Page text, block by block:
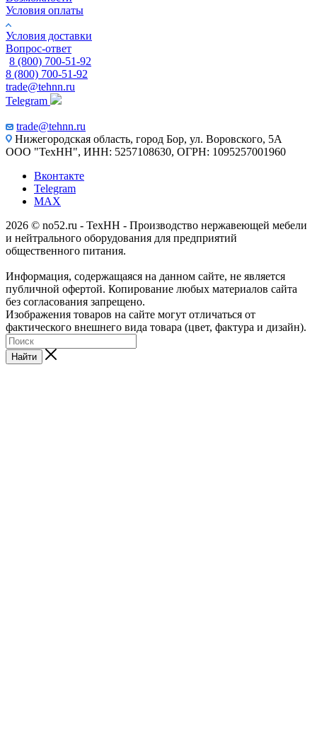
Условия оплаты
Условия доставки
Вопрос-ответ
8 (800) 700-51-92
8 (800) 700-51-92
trade@tehnn.ru
Telegram
trade@tehnn.ru
Нижегородская область, город Бор, ул. Воровского, 5А
ООО "ТехНН", ИНН: 5257108630, ОГРН: 1095257001960
Вконтакте
Telegram
MAX
2026 © no52.ru - ТехНН - Производство нержавеющей мебели
и нейтрального оборудования для предприятий
общественного питания.
Информация, содержащаяся на данном сайте, не является
публичной офертой. Копирование любых материалов сайта
без согласования запрещено.
Изображения товаров на сайте могут отличаться от
фактического внешнего вида товара (цвет, фактура и дизайн).
Найти